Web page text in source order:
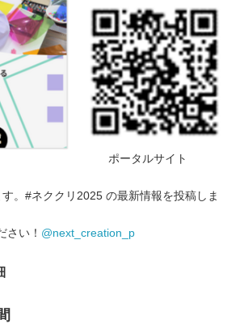
タルサイト
。#ネククリ2025 の最新情報を投稿しま
さい！ @next_creation_p